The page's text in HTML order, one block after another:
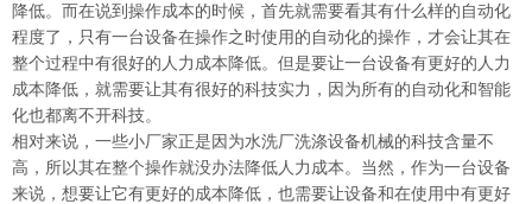
降低。而在说到操作成本的时候，首先就需要看其有什么样的自动化
程度了，只有一台设备在操作之时使用的自动化的操作，才会让其在
整个过程中有很好的人力成本降低。但是要让一台设备有更好的人力
成本降低，就需要让其有很好的科技实力，因为所有的自动化和智能
化也都离不开科技。
相对来说，一些小厂家正是因为水洗厂洗涤设备机械的科技含量不
高，所以其在整个操作就没办法降低人力成本。当然，作为一台设备
来说，想要让它有更好的成本降低，也需要让设备和在使用中有更好